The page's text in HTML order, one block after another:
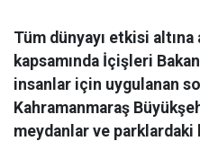
Tüm dünyayı etkisi
kapsamında İçişleri
insanlar için uygulanan
Kahramanmaraş
meydanlar ve parklardaki